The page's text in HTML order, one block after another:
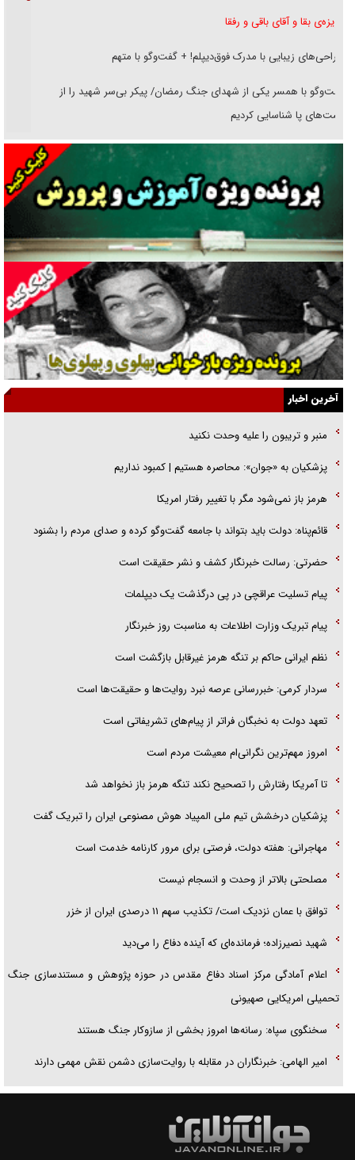
غریزه‌ی بقا و آقای باقی و رفقا
جراحی‌های زیبایی با مدرک فوق‌دیپلم! + گفت‌وگو با متهم
گفت‌وگو با همسر یکی از شهدای جنگ رمضان/ پیکر بی‌سر شهید را از
انگشت‌های پا شناسایی کردیم
نسلی که آنلاین الگو می‌گیرد
گفت‌وگو با آیت‌الله جاودان/ جفای مخالفان مکانت معنوی رهبر شهید را
ارتقا می‌داد
راننده مست به قانون می‌خندد
همه آقای دوربینی شده‌ایم!
قصه ناتمام سرویس مدارس
آیا مقاومت فلسطین خلع‌سلاح می‌شود؟
الگوی وحدت‌آفرین در ادراک سیاست خارجی
گفتگوی دکتر اخوان مدیرمسئول روزنامه جوان با برنامه تلویزیونی «نبرد
هرمز»
امام حسین (ع) کشته سیرت‌های عصر جاهلی شد
فریاد‌ها و ناله‌های دوستان مبارزدلم را آتش می‌زد
آخرین اخبار
منبر و تریبون را علیه وحدت نکنید
پزشکیان به «جوان»: محاصره هستیم | کمبود نداریم
هرمز باز نمی‌شود مگر با تغییر رفتار امریکا
قائم‌پناه: دولت باید بتواند با جامعه گفت‌و‌گو کرده و صدای مردم را بشنود
حضرتی: رسالت خبرنگار کشف و نشر حقیقت است
پیام تسلیت عراقچی در پی درگذشت یک دیپلمات
پیام تبریک وزارت اطلاعات به مناسبت روز خبرنگار
نظم ایرانی حاکم بر تنگه هرمز غیرقابل بازگشت است
سردار کرمی: خبررسانی عرصه نبرد روایت‌ها و حقیقت‌ها است
تعهد دولت به نخبگان فراتر از پیام‎‌های تشریفاتی است
امروز مهم‌ترین نگرانی‌ام معیشت مردم است
تا آمریکا رفتارش را تصحیح نکند تنگه هرمز باز نخواهد شد
پزشکیان درخشش تیم ملی المپیاد هوش مصنوعی ایران را تبریک گفت
مهاجرانی: هفته دولت، فرصتی برای مرور کارنامه خدمت است
مصلحتی بالاتر از وحدت و انسجام نیست
توافق با عمان نزدیک است/ تکذیب سهم ۱۱ درصدی ایران از خزر
شهید نصیرزاده؛ فرمانده‌ای که آینده دفاع را می‌دید
اعلام آمادگی مرکز اسناد دفاع مقدس در حوزه پژوهش و مستندسازی جنگ
تحمیلی امریکایی صهیونی
سخنگوی سپاه: رسانه‌ها امروز بخشی از سازوکار جنگ هستند
امیر الهامی: خبرنگاران در مقابله با روایت‌سازی دشمن نقش مهمی دارند